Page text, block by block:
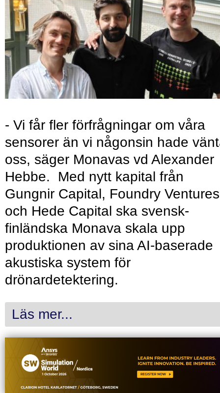
- Vi får fler förfrågningar om våra
sensorer än vi någonsin hade
oss, säger Monavas vd Alexander
Hebbe. Med nytt kapital från
Gungnir Capital, Foundry Ventures
och Hede Capital ska svensk-
finländska Monava skala upp
produktionen av sina AI-baserade
akustiska system för
drönardetektering.
Läs mer...